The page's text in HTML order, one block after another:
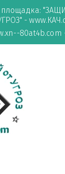
-
80at4b.com